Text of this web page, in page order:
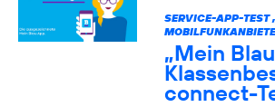
SERVICE-APP-TEST
„Mein
connect-